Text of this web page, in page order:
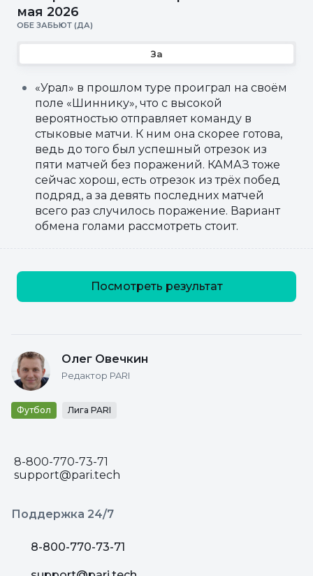
мая 2026
ОБЕ ЗАБЬЮТ (ДА)
За
«Урал» в прошлом туре проиграл на своём
поле «Шиннику», что с высокой
вероятностью отправляет команду в
стыковые матчи. К ним она скорее готова,
ведь до того был успешный отрезок из
пяти матчей без поражений. КАМАЗ тоже
сейчас хорош, есть отрезок из трёх побед
подряд, а за девять последних матчей
всего раз случилось поражение. Вариант
обмена голами рассмотреть стоит.
Посмотреть результат
Олег Овечкин
Редактор PARI
Футбол Лига PARI
8-800-770-73-71
support@pari.tech
Поддержка 24/7
8-800-770-73-71